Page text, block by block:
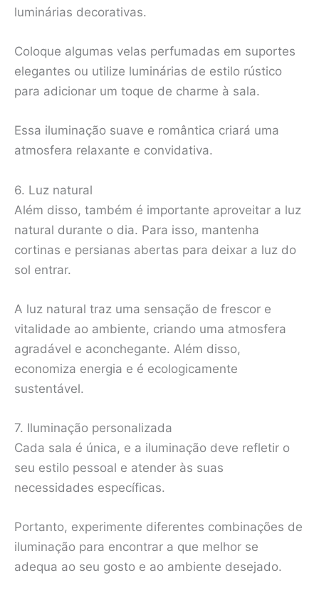
luminárias decorativas.
Coloque algumas velas perfumadas em suportes
elegantes ou utilize luminárias de estilo rústico
para adicionar um toque de charme à sala.
Essa iluminação suave e romântica criará uma
atmosfera relaxante e convidativa.
6. Luz natural
Além disso, também é importante aproveitar a luz
natural durante o dia. Para isso, mantenha
cortinas e persianas abertas para deixar a luz do
sol entrar.
A luz natural traz uma sensação de frescor e
vitalidade ao ambiente, criando uma atmosfera
agradável e aconchegante. Além disso,
economiza energia e é ecologicamente
sustentável.
7. Iluminação personalizada
Cada sala é única, e a iluminação deve refletir o
seu estilo pessoal e atender às suas
necessidades específicas.
Portanto, experimente diferentes combinações de
iluminação para encontrar a que melhor se
adequa ao seu gosto e ao ambiente desejado.